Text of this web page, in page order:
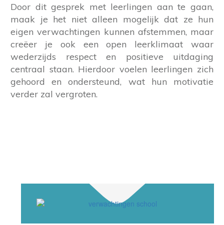
Door dit gesprek met leerlingen aan te gaan,
maak je het niet alleen mogelijk dat ze hun
eigen verwachtingen kunnen afstemmen, maar
creëer je ook een open leerklimaat waar
wederzijds respect en positieve uitdaging
centraal staan. Hierdoor voelen leerlingen zich
gehoord en ondersteund, wat hun motivatie
verder zal vergroten.